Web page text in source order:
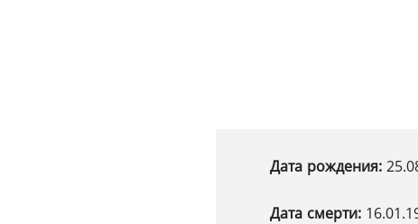
Дата рождения:
Дата смерти: